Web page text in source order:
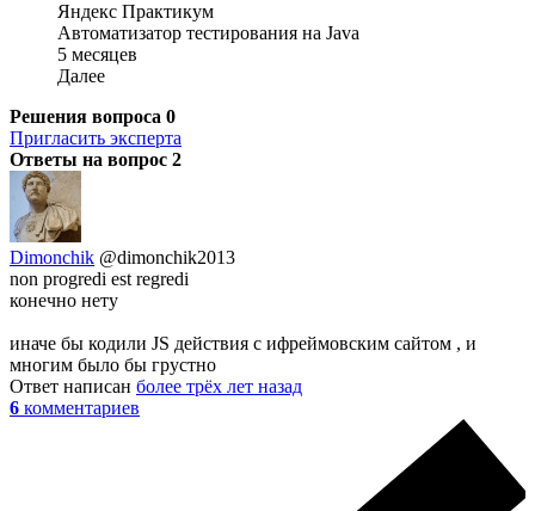
Яндекс Практикум
Автоматизатор тестирования на Java
5 месяцев
Далее
Решения вопроса 0
Пригласить эксперта
Ответы на вопрос 2
Dimonchik @dimonchik2013
non progredi est regredi
конечно нету
иначе бы кодили JS действия с ифреймовским сайтом , и
многим было бы грустно
Ответ написан более трёх лет назад
6 комментариев